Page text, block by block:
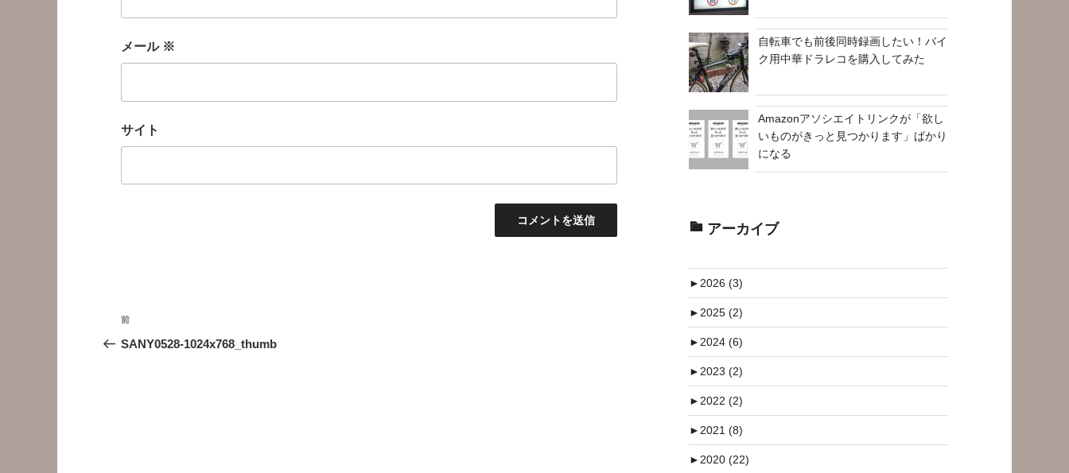
メール ※
サイト
投
稿
前
の
前
SANY0528-1024x768_thumb
自転車でも前後同時録画したい！バイ
ク用中華ドラレコを購入してみた
Amazonアソシエイトリンクが「欲し
いものがきっと見つかります」ばかり
になる
アーカイブ
►2026 (3)
►2025 (2)
►2024 (6)
►2023 (2)
►2022 (2)
►2021 (8)
►2020 (22)